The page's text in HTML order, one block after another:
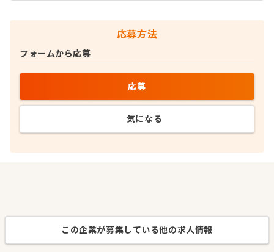
応募方法
フォームから応募
応募
気になる
この企業が募集している他の求人情報